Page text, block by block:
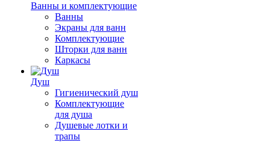
Ванны и комплектующие
Ванны
Экраны для ванн
Комплектующие
Шторки для ванн
Каркасы
Душ
Гигиенический душ
Комплектующие
для душа
Душевые лотки и
трапы